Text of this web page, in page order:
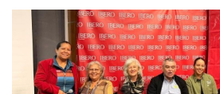
Los académicos de Creighton
el Mtro. Florentino Badial Hernández,
Sarah Obregón Davis, Directora